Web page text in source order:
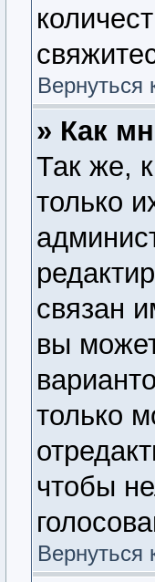
Вернуться
» Как
Так же,
только
связан
вы
только
чтобы
Вернуться